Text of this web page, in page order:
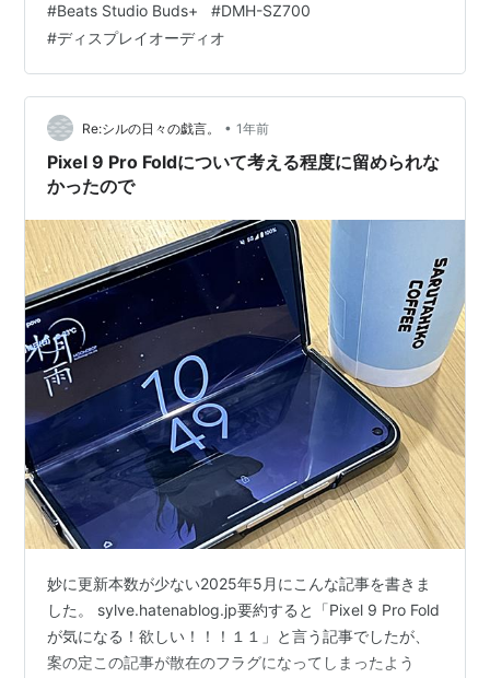
sylve.hatenablog.jp・・・はい、自重できずに技術的に
はまだまだ未成熟で耐久性も不透明な折り畳みスマホに
手を出してしまいました。 手持ちのPixel 8aとiPad mini
5を手放すと言う馬鹿な真似をしており…
#Beats Studio Buds+ #DMH-SZ700
#ディスプレイオーディオ
Re:シルの日々の戯言。 • 1年前
Pixel 9 Pro Foldについて考える程度に留められな
かったので
妙に更新本数が少ない2025年5月にこんな記事を書きま
した。 sylve.hatenablog.jp要約すると「Pixel 9 Pro Fold
が気になる！欲しい！！！１１」と言う記事でしたが、
案の定この記事が散在のフラグになってしまったよう